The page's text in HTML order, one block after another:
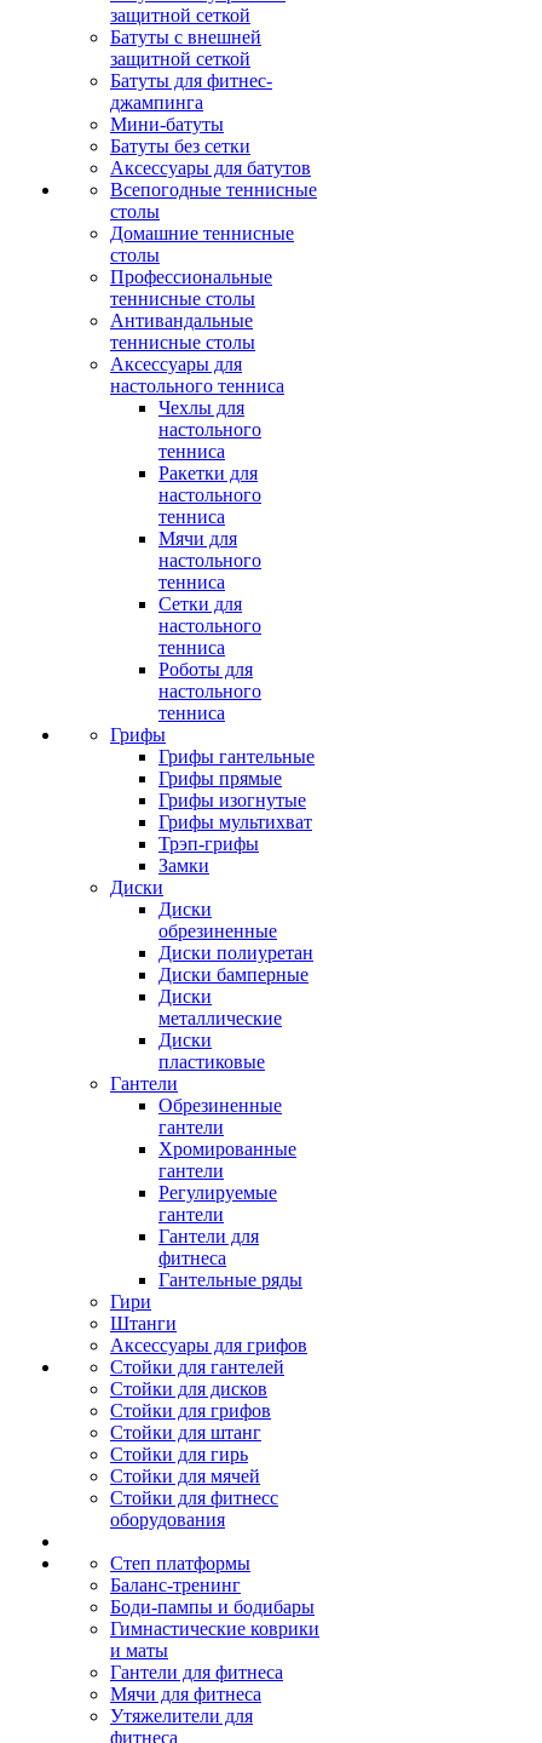
защитной сеткой
Батуты с внешней
защитной сеткой
Батуты для фитнес-
джампинга
Мини-батуты
Батуты без сетки
Аксессуары для батутов
Всепогодные теннисные
столы
Домашние теннисные
столы
Профессиональные
теннисные столы
Антивандальные
теннисные столы
Аксессуары для
настольного тенниса
Чехлы для
настольного
тенниса
Ракетки для
настольного
тенниса
Мячи для
настольного
тенниса
Сетки для
настольного
тенниса
Роботы для
настольного
тенниса
Грифы
Грифы гантельные
Грифы прямые
Грифы изогнутые
Грифы мультихват
Трэп-грифы
Замки
Диски
Диски
обрезиненные
Диски полиуретан
Диски бамперные
Диски
металлические
Диски
пластиковые
Гантели
Обрезиненные
гантели
Хромированные
гантели
Регулируемые
гантели
Гантели для
фитнеса
Гантельные ряды
Гири
Штанги
Аксессуары для грифов
Стойки для гантелей
Стойки для дисков
Стойки для грифов
Стойки для штанг
Стойки для гирь
Стойки для мячей
Стойки для фитнесс
оборудования
Степ платформы
Баланс-тренинг
Боди-пампы и бодибары
Гимнастические коврики
и маты
Гантели для фитнеса
Мячи для фитнеса
Утяжелители для
фитнеса